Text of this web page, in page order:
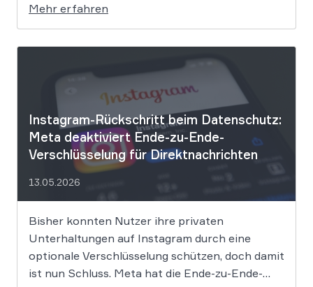
dünnem Eis. Der Bundesgerichtshof befasst
sich derzeit mit der Frage, ob eine solche
Weitergabe gegen die europäische
Datenschutz-Grundverordnung verstößt und
Mehr erfahren
Instagram-Rückschritt beim Datenschutz:
Meta deaktiviert Ende-zu-Ende-
Verschlüsselung für Direktnachrichten
13.05.2026
Bisher konnten Nutzer ihre privaten
Unterhaltungen auf Instagram durch eine
optionale Verschlüsselung schützen, doch damit
ist nun Schluss. Meta hat die Ende-zu-Ende-